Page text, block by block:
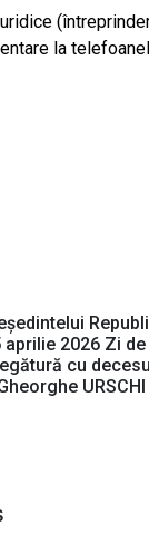
la
aprilie 2026 Zi
cu
URSCHI